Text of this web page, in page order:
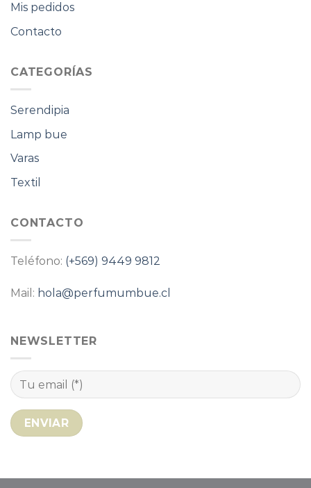
Mis pedidos
Contacto
CATEGORÍAS
Serendipia
Lamp bue
Varas
Textil
CONTACTO
Teléfono: (+569) 9449 9812
Mail: hola@perfumumbue.cl
NEWSLETTER